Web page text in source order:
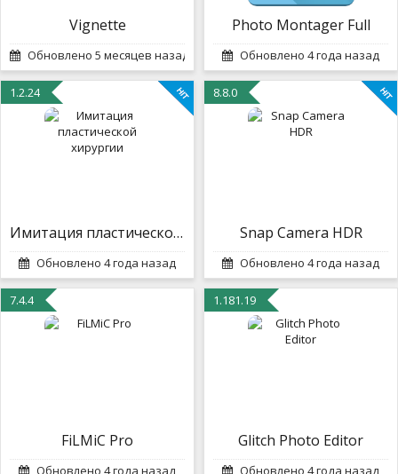
Vignette
Обновлено 5 месяцев назад
Photo Montager Full
Обновлено 4 года назад
1.2.24
Имитация пластической хирургии
Обновлено 4 года назад
8.8.0
Snap Camera HDR
Обновлено 4 года назад
7.4.4
FiLMiC Pro
Обновлено 4 года назад
1.181.19
Glitch Photo Editor
Обновлено 4 года назад